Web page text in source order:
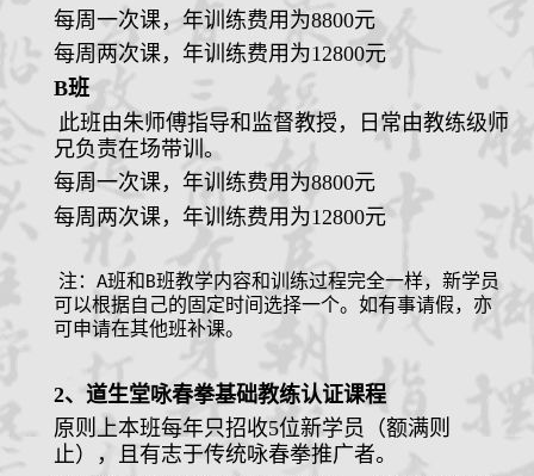
每周一次课，年训练费用 为8800元
每周两次课，年训练费用为12800元
B班
此班由朱师傅指导和监督教授，日常由教练级师
兄负责在场带训。
每周一次课，年训练费用 为8800元
每周两次课，年训练费用为12800元
注：A班和B班教学内容和训练过程完全一样，新学员
可以根据自己的固定时间选择一个。如有事请假，亦
可申请在其他班补课。
2、道生堂咏春拳基础教练认证课程
原则上本班每年只招收5位新学员（额满则
止），且有志于传统咏春拳推广者。